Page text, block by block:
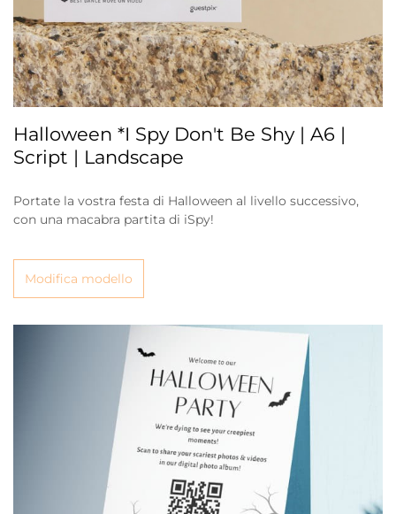
Halloween *I Spy Don't Be Shy | A6 |
Script | Landscape
Portate la vostra festa di Halloween al livello successivo,
con una macabra partita di iSpy!
Modifica modello